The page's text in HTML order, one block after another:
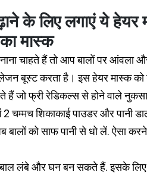
के लिए लगाएं ये हेयर
मास्क
चाहते हैं तो आप बालों पर आंवला
बूस्ट करता है। इस हेयर मास्क को
हैं जो फ्री रेडिकल्स से होने वाले
चम्मच शिकाकाई पाउडर और पानी
को साफ पानी से धो लें. ऐसा
लंबे और घन बन सकते हैं. इसके लिए